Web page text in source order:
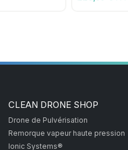
CLEAN DRONE SHOP
Drone de Pulvérisation
Remorque vapeur haute pression
Ionic Systems®